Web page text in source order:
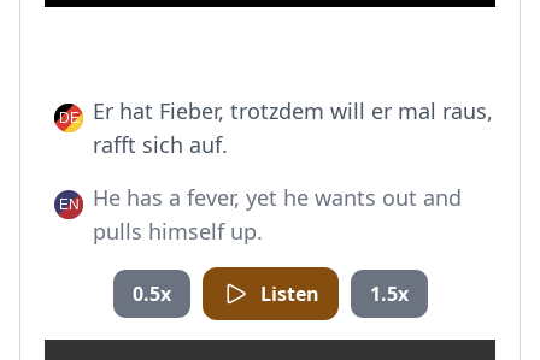
Er hat Fieber, trotzdem will er mal raus,
rafft sich auf.
He has a fever, yet he wants out and
pulls himself up.
0.5x Listen 1.5x